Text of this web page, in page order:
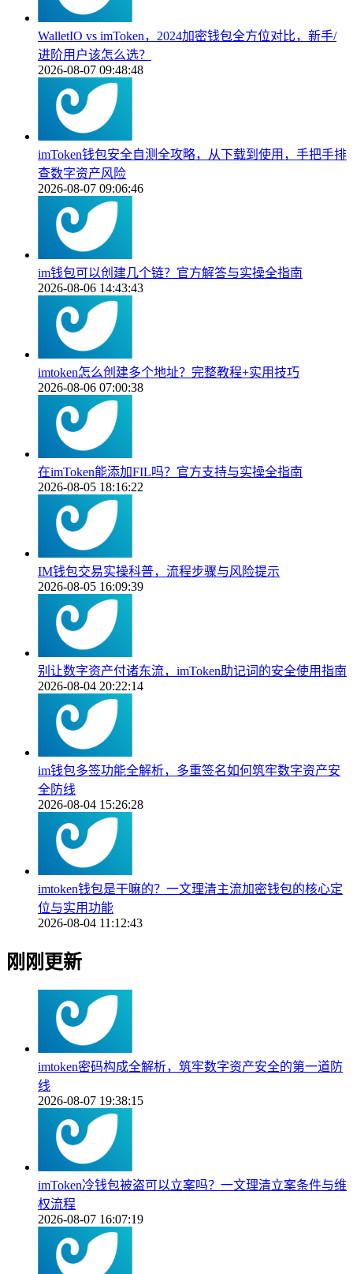
WalletIO vs imToken，2024加密钱包全方位对比，新手/
进阶用户该怎么选？
2026-08-07 09:48:48
imToken钱包安全自测全攻略，从下载到使用，手把手排
查数字资产风险
2026-08-07 09:06:46
im钱包可以创建几个链？官方解答与实操全指南
2026-08-06 14:43:43
imtoken怎么创建多个地址？完整教程+实用技巧
2026-08-06 07:00:38
在imToken能添加FIL吗？官方支持与实操全指南
2026-08-05 18:16:22
IM钱包交易实操科普，流程步骤与风险提示
2026-08-05 16:09:39
别让数字资产付诸东流，imToken助记词的安全使用指南
2026-08-04 20:22:14
im钱包多签功能全解析，多重签名如何筑牢数字资产安
全防线
2026-08-04 15:26:28
imtoken钱包是干嘛的？一文理清主流加密钱包的核心定
位与实用功能
2026-08-04 11:12:43
刚刚更新
imtoken密码构成全解析，筑牢数字资产安全的第一道防
线
2026-08-07 19:38:15
imToken冷钱包被盗可以立案吗？一文理清立案条件与维
权流程
2026-08-07 16:07:19